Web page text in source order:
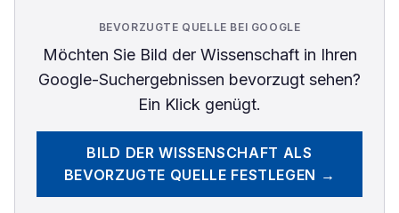
BEVORZUGTE QUELLE BEI GOOGLE
Möchten Sie Bild der Wissenschaftin Ihren
Google-Suchergebnissen bevorzugt sehen?
Ein Klick genügt.
BILD DER WISSENSCHAFT ALS
BEVORZUGTE QUELLE FESTLEGEN →